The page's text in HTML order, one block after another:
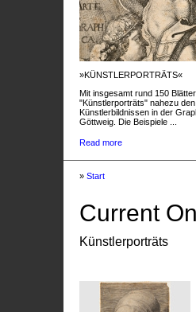
»KÜNSTLERPORTRÄTS«
Mit insgesamt rund 150
"Künstlerporträts" nahezu
Künstlerbildnissen in der
Göttweig. Die Beispiele ...
Read more
» Start
Current
Künstlerporträts